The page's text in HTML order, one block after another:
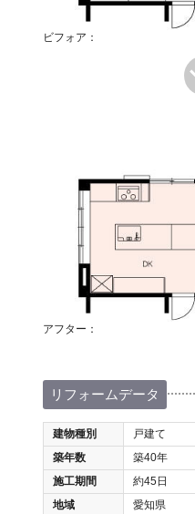
ビフォア：
アフター：
リフォームデータ
建物種別
戸建て
築年数
築40年
施工期間
約45日
地域
愛知県